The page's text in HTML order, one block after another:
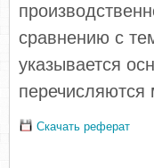
сравнению с
указывается
перечисляются
Скачать реферат